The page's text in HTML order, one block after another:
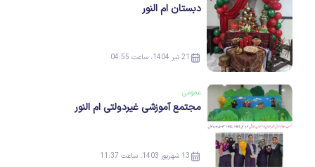
دبستان ام النور
21 تیر 1404، ساعت 04:55
عمومی
مجتمع آموزشی غیردولتی ام النور
13 شهریور 1403، ساعت 11:37